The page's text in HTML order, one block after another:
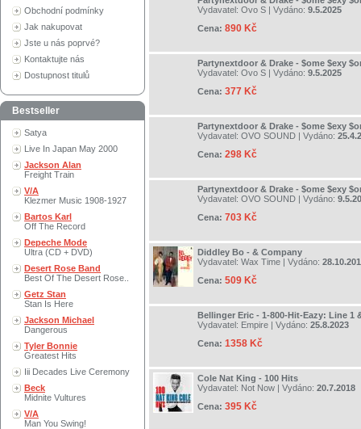
Obchodní podmínky
Jak nakupovat
Jste u nás poprvé?
Kontaktujte nás
Dostupnost titulů
Bestseller
Satya
Live In Japan May 2000
Jackson Alan
Freight Train
V/A
Klezmer Music 1908-1927
Bartos Karl
Off The Record
Depeche Mode
Ultra (CD + DVD)
Desert Rose Band
Best Of The Desert Rose..
Getz Stan
Stan Is Here
Jackson Michael
Dangerous
Tyler Bonnie
Greatest Hits
Iii Decades Live Ceremony
Beck
Midnite Vultures
V/A
Man You Swing!
Vydavatel: Ovo S | Vydáno: 9.5.2025
Cena: 890 Kč
Partynextdoor & Drake - $ome $exy
Vydavatel: Ovo S | Vydáno: 9.5.2025
Cena: 377 Kč
Partynextdoor & Drake - $ome $exy
Vydavatel: OVO SOUND | Vydáno:
Cena: 298 Kč
Partynextdoor & Drake - $ome $exy
Vydavatel: OVO SOUND | Vydáno:
Cena: 703 Kč
Diddley Bo - & Company
Vydavatel: Wax Time | Vydáno:
Cena: 509 Kč
Bellinger Eric - 1-800-Hit-Eazy: Line 1
Vydavatel: Empire | Vydáno: 25.8.2023
Cena: 1358 Kč
Cole Nat King - 100 Hits
Vydavatel: Not Now | Vydáno: 20.7.2018
Cena: 395 Kč